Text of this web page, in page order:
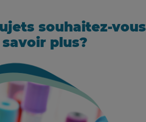
souhaitez-vous
plus?